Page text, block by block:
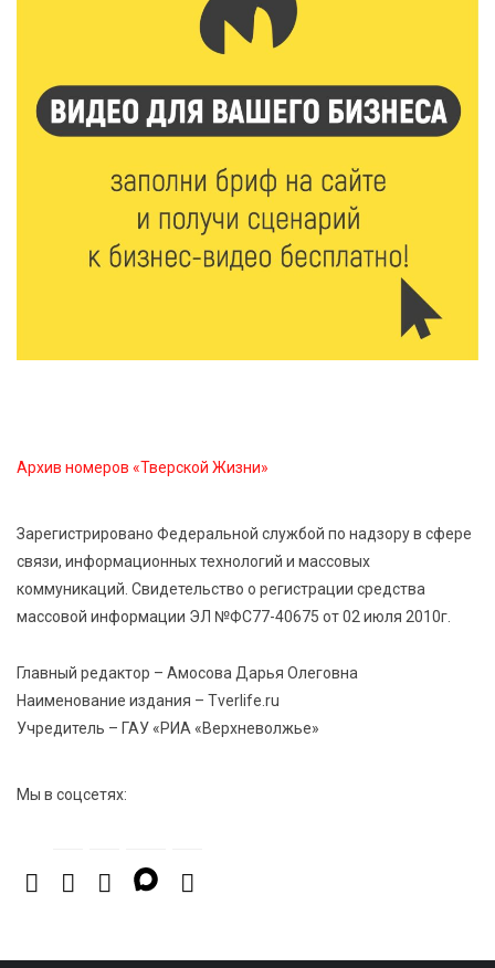
Голубев проверил школы и детсады Зубцова к 1
6 Авг 2026 15:01 183
От Твери до Москвы: выставка художника
Владимира Васильева о героях СВО проходит в РГБ
6 Авг 2026 14:55 143
В Твери создали соединения для кормовых
спортивной столицей России
6 Авг 2026 13:02 315
высокие зарплаты и как изменились доходы
Архив номеров «Тверской Жизни»
Зарегистрировано Федеральной службой по надзору в сфере
связи, информационных технологий и массовых
коммуникаций. Свидетельство о регистрации средства
массовой информации ЭЛ №ФС77-40675 от 02 июля 2010г.
Главный редактор – Амосова Дарья Олеговна
Наименование издания – Tverlife.ru
Учредитель – ГАУ «РИА «Верхневолжье»
Мы в соцсетях: